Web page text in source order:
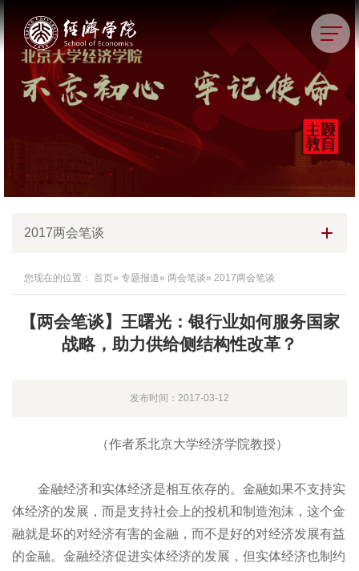
2017两会笔谈
您现在的位置： 首页» 专题报道» 两会笔谈» 2017两会笔谈
【两会笔谈】王曙光：银行业如何服务国家
战略，助力供给侧结构性改革？
发布时间：2017-03-12
（作者系北京大学经济学院教授）
金融经济和实体经济是相互依存的。金融如果不支持实
体经济的发展，而是支持社会上的投机和制造泡沫，这个金
融就是坏的对经济有害的金融，而不是好的对经济发展有益
的金融。金融经济促进实体经济的发展，但实体经济也制约